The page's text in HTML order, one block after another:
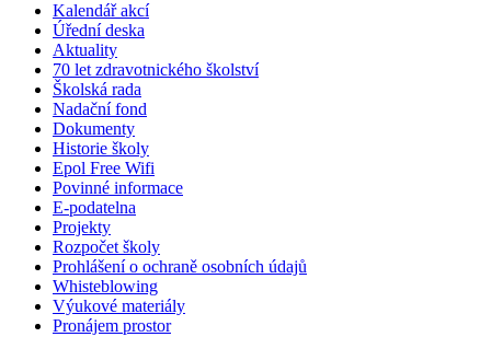
Kalendář akcí
Úřední deska
Aktuality
70 let zdravotnického školství
Školská rada
Nadační fond
Dokumenty
Historie školy
Epol Free Wifi
Povinné informace
E-podatelna
Projekty
Rozpočet školy
Prohlášení o ochraně osobních údajů
Whisteblowing
Výukové materiály
Pronájem prostor